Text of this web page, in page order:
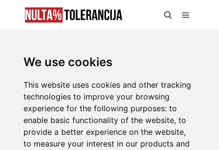
We use cookies
This website uses cookies and other tracking
technologies to improve your browsing
experience for the following purposes: to
enable basic functionality of the website, to
provide a better experience on the website,
to measure your interest in our products and